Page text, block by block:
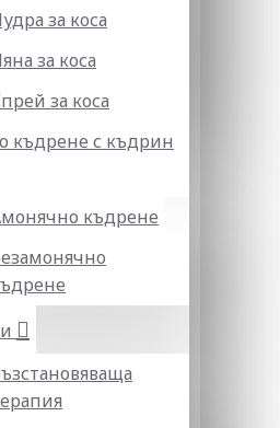
за коса
за коса
за коса
къдрене с къдрин
къдрене